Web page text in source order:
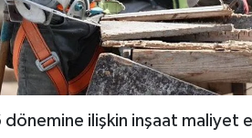
ilişkin inşaat maliyet